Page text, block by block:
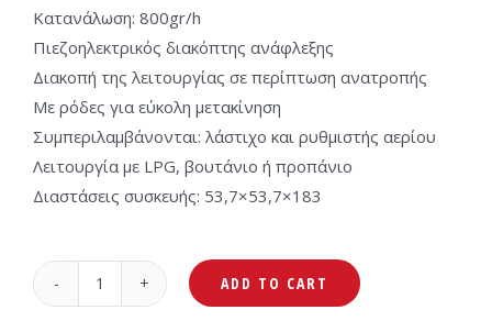
Κατανάλωση: 800gr/h
Πιεζοηλεκτρικός διακόπτης ανάφλεξης
Διακοπή της λειτουργίας σε περίπτωση ανατροπής
Με ρόδες για εύκολη μετακίνηση
Συμπεριλαμβάνονται: λάστιχο και ρυθμιστής αερίου
Λειτουργία με LPG, βουτάνιο ή προπάνιο
Διαστάσεις συσκευής: 53,7×53,7×183
Morris
ADD TO CART